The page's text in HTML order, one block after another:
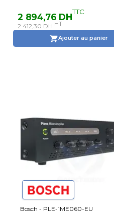
2 894,76 DHTTC
2 412,30 DH HT
Ajouter au panier
Bosch - PLE-1ME060-EU